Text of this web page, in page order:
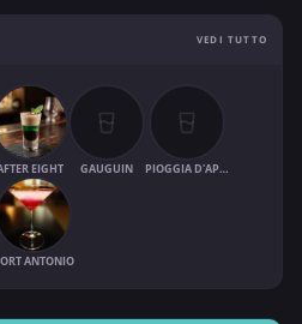
VEDI TUTTO
EIGHT GAUGUIN PIOGGIA D'APRILE
ANTONIO